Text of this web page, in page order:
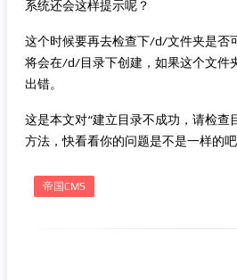
系统还会这样提示呢？
这个时候要再去检查下/d/文件夹是否
将会在/d/目录下创建，如果这个文件
出错。
这是本文对“建立目录不成功，请检查
方法，快看看你的问题是不是一样的吧
帝国CMS